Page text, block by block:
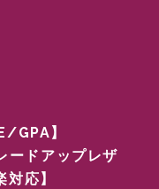
GPA】
ードアップレザ
応】